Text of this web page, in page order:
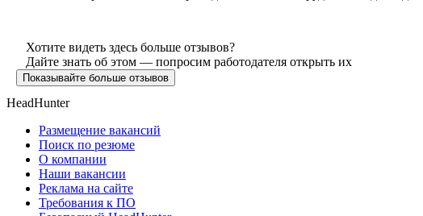
Хотите видеть здесь больше отзывов?
Дайте знать об этом — попросим работодателя открыть их
Показывайте больше отзывов
HeadHunter
Размещение вакансий
Поиск по резюме
О компании
Наши вакансии
Реклама на сайте
Требования к ПО